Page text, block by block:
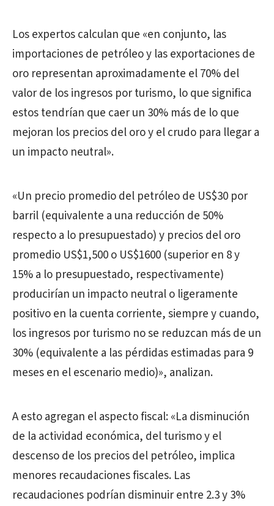
Los expertos calculan que «en conjunto, las
importaciones de petróleo y las exportaciones de
oro representan aproximadamente el 70% del
valor de los ingresos por turismo, lo que significa
estos tendrían que caer un 30% más de lo que
mejoran los precios del oro y el crudo para llegar a
un impacto neutral».
«Un precio promedio del petróleo de US$30 por
barril (equivalente a una reducción de 50%
respecto a lo presupuestado) y precios del oro
promedio US$1,500 o US$1600 (superior en 8 y
15% a lo presupuestado, respectivamente)
producirían un impacto neutral o ligeramente
positivo en la cuenta corriente, siempre y cuando,
los ingresos por turismo no se reduzcan más de un
30% (equivalente a las pérdidas estimadas para 9
meses en el escenario medio)», analizan.
A esto agregan el aspecto fiscal: «La disminución
de la actividad económica, del turismo y el
descenso de los precios del petróleo, implica
menores recaudaciones fiscales. Las
recaudaciones podrían disminuir entre 2.3 y 3%